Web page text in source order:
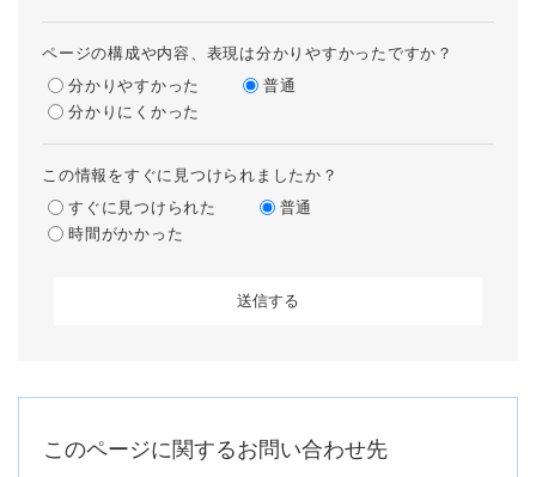
ページの構成や内容、表現は分かりやすかったですか？
分かりやすかった
普通
分かりにくかった
この情報をすぐに見つけられましたか？
すぐに見つけられた
普通
時間がかかった
このページに関するお問い合わせ先